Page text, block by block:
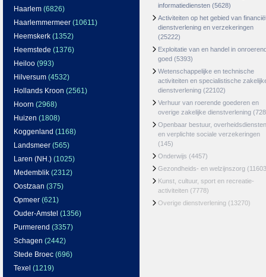
Haarlem (6826)
Haarlemmermeer (10611)
Heemskerk (1352)
Heemstede (1376)
Heiloo (993)
Hilversum (4532)
Hollands Kroon (2561)
Hoorn (2968)
Huizen (1808)
Koggenland (1168)
Landsmeer (565)
Laren (NH.) (1025)
Medemblik (2312)
Oostzaan (375)
Opmeer (621)
Ouder-Amstel (1356)
Purmerend (3357)
Schagen (2442)
Stede Broec (696)
Texel (1219)
informatiediensten (5628)
Activiteiten op het gebied van
dienstverlening en verzekeringen
(25222)
Exploitatie van en handel in
goed (5393)
Wetenschappelijke en technische
activiteiten en specialistische
dienstverlening (22102)
Verhuur van roerende goederen en
overige zakelijke dienstverlening
Openbaar bestuur, overheidsdiensten
en verplichte sociale verzekeringen
(145)
Onderwijs (4457)
Gezondheids- en welzijnszorg
Kunst, cultuur, sport en recreatie-
activiteiten (7778)
Overige dienstverlening (13270)